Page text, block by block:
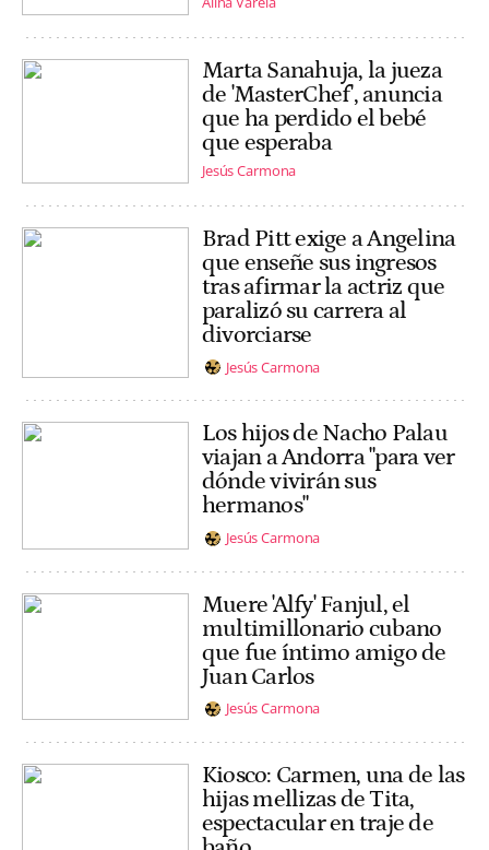
Marta Sanahuja, la jueza
de 'MasterChef', anuncia
que ha perdido el bebé
que esperaba
Jesús Carmona
Brad Pitt exige a Angelina
que enseñe sus ingresos
tras afirmar la actriz que
paralizó su carrera al
divorciarse
Jesús Carmona
Los hijos de Nacho Palau
viajan a Andorra "para ver
dónde vivirán sus
hermanos"
Jesús Carmona
Muere 'Alfy' Fanjul, el
multimillonario cubano
que fue íntimo amigo de
Juan Carlos
Jesús Carmona
Kiosco: Carmen, una de las
hijas mellizas de Tita,
espectacular en traje de